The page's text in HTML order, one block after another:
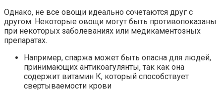
Однако, не все овощи идеально сочетаются друг с
другом. Некоторые овощи могут быть противопоказаны
при некоторых заболеваниях или медикаментозных
препаратах.
Например, спаржа может быть опасна для людей,
принимающих антикоагулянты, так как она
содержит витамин К, который способствует
свертываемости крови